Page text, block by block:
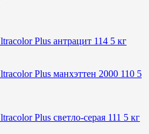
Plus антрацит 114 5 кг
Plus манхэттен 2000 110 5
Plus светло-серая 111 5 кг